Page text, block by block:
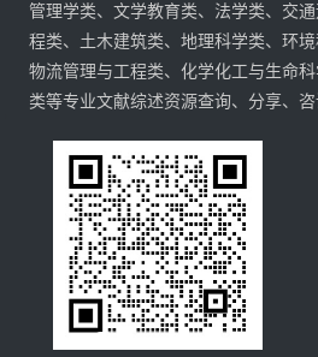
管理学类、文学教育类、法学类、交
程类、土木建筑类、地理科学类、环境
物流管理与工程类、化学化工与生命
类等专业文献综述资源查询、分享、咨